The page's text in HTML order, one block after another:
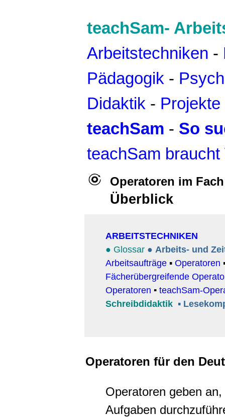
teachSam-
Arbeitstechniken -
Pädagogik -
Didaktik - Projekte
teachSam - So
teachSam braucht
Operatoren im
Überblick
ARBEITSTECHNIKEN
● Glossar ● Arbeits- und
Arbeitsaufträge ▪ Operatoren
Fächerübergreifende
Operatoren ▪ teachSam-
Schreibdidaktik ▪
Operatoren für den
Operatoren geben
Aufgaben